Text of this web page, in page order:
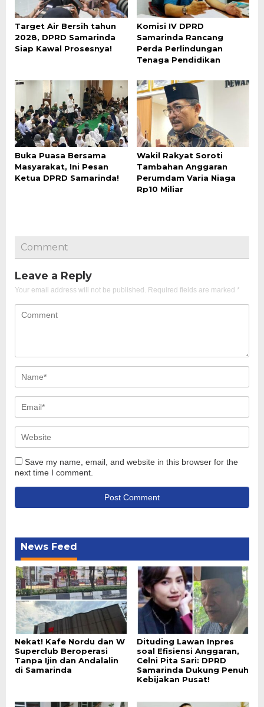
Target Air Bersih tahun
2028, DPRD Samarinda
Siap Kawal Prosesnya!
Komisi IV DPRD
Samarinda Rancang
Perda Perlindungan
Tenaga Pendidikan
Buka Puasa Bersama
Masyarakat, Ini Pesan
Ketua DPRD Samarinda!
Wakil Rakyat Soroti
Tambahan Anggaran
Perumdam Varia Niaga
Rp10 Miliar
Comment
Leave a Reply
Your email address will not be published. Required fields are marked *
Save my name, email, and website in this browser for the
next time I comment.
News Feed
Nekat! Kafe Nordu dan W
Superclub Beroperasi
Tanpa Ijin dan Andalalin
di Samarinda
Dituding Lawan Inpres
soal Efisiensi Anggaran,
Celni Pita Sari: DPRD
Samarinda Dukung Penuh
Kebijakan Pusat!